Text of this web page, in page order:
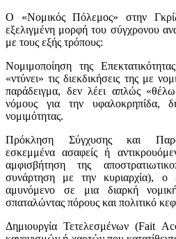
Ο «Νομικός Πόλεμος» στην
εξελιγμένη μορφή του σύγχρονου
με τους εξής τρόπους:
Νομιμοποίηση της
«ντύνει» τις διεκδικήσεις της με
παράδειγμα, δεν λέει απλώς
νόμους για την υφαλοκρηπίδα,
νομιμότητας.
Πρόκληση Σύγχυσης και
εσκεμμένα ασαφείς ή
αμφισβήτηση της
συνάρτηση με την κυριαρχία), ο
αμυνόμενο σε μια διαρκή
σπαταλώντας πόρους και πολιτικό
Δημιουργία Τετελεσμένων (Fait